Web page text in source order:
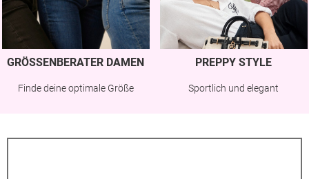
GRÖSSENBERATER DAMEN
Finde deine optimale Größe
PREPPY STYLE
Sportlich und elegant